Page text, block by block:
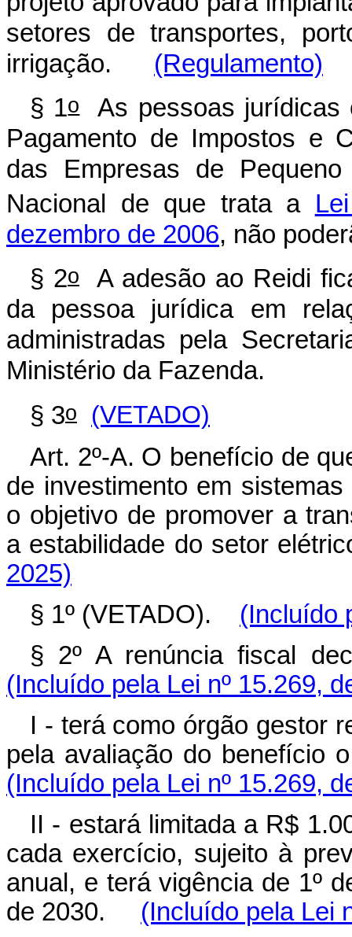
setores de transportes,
irrigação. (Regulamento)
§ 1oAs pessoas jurídicas
Pagamento de Impostos e
das Empresas de
Nacional de que trata a
dezembro de 2006, não
§ 2o
A adesão ao Reidi
da pessoa jurídica em
administradas pela
Ministério da Fazenda.
§ 3o
(VETADO)
Art. 2º-A. O benefício de
de investimento em
o objetivo de promover a
a estabilidade do setor
2025)
§ 1º (VETADO). (Incluído
§ 2º A renúncia fiscal
(Incluído pela Lei nº 15.269,
I - terá como órgão gestor
pela avaliação do
(Incluído pela Lei nº 15.269,
II - estará limitada a R$
cada exercício, sujeito à
anual, e terá vigência de 1º
de 2030. (Incluído pela Lei